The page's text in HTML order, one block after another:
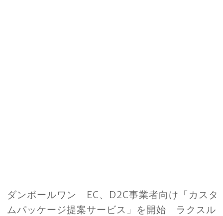
ダンボールワン EC、D2C事業者向け「カスタ
ムパッケージ提案サービス」を開始 ラクスル